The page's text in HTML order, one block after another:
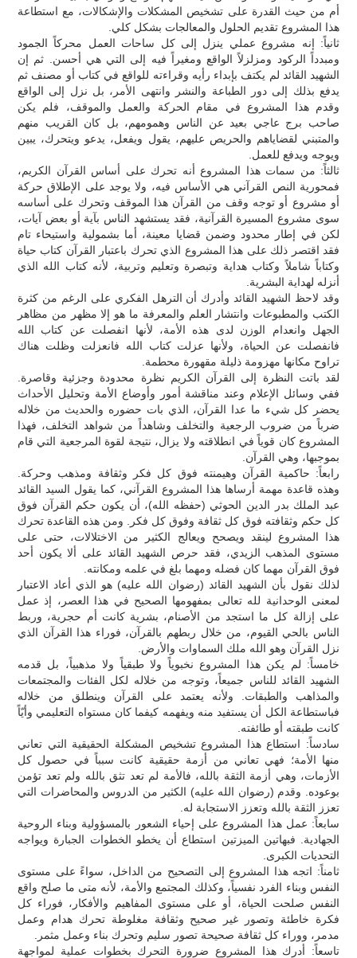
أم من حيث القدرة على تشخيص المشكلات والإشكالات، مع استطاعة
هذا المشروع تقديم الحلول والمعالجات بشكل كلي.
ثانياً: إنه مشروع عملي ينزل إلى كل ساحات العمل محركاً الجمود
ومبدداً الركود ومزلزلاً الواقع ومغيراً فيه إلى التي هي أحسن. ثم إن
الشهيد القائد لم يكتف بإبداء رأيه وقراءته للواقع في كتاب أو مصنف ثم
يدفع بذلك إلى دور الطباعة والنشر وانتهى الأمر، بل نزل إلى الواقع
وقدم هذا المشروع في مقام الحركة والعمل والموقف، فلم يكن
صاحب برج عاجي بعيد عن الناس وهمومهم، بل كان القريب منهم
والمتبني لقضاياهم والحريص عليهم، يقول ويفعل، يدعو ويتحرك، يبين
ويوجه ويدفع للعمل.
ثالثاً: من سمات هذا المشروع أنه تحرك على أساس القرآن الكريم،
فمحورية النص القرآني هي الأساس فيه، ولا يوجد على الإطلاق حركة
أو مشروع أو توجه وقف من القرآن هذا الموقف وتحرك على أساسه
سوى مشروع المسيرة القرآنية، فقد يستشهد الناس بآية أو بعض آيات،
لكن في إطار محدود وضمن قضايا معينة، أما بشمولية واستيحاء تام
فقد اقتصر ذلك على هذا المشروع الذي تحرك باعتبار القرآن كتاب حياة
وكتاباً شاملاً وكتاب هداية وتبصرة وتعليم وتربية، لأنه كتاب الله الذي
أنزله لهداية البشرية.
وقد لاحظ الشهيد القائد وأدرك أن الترهل الفكري على الرغم من كثرة
الكتب والمطبوعات وانتشار العلم والمعرفة ما هو إلا مظهر من مظاهر
الجهل وانعدام الوزن لدى هذه الأمة، لأنها انفصلت عن كتاب الله
فانفصلت عن الحياة، ولأنها عزلت كتاب الله فانعزلت وظلت هناك
تراوح مكانها مهزومة ذليلة مقهورة محطمة.
لقد باتت النظرة إلى القرآن الكريم نظرة محدودة وجزئية وقاصرة.
ففي وسائل الإعلام وعند مناقشة أمور وأوضاع الأمة وتحليل الأحداث
يحضر كل شيء ما عدا القرآن، الذي بات حضوره والحديث من خلاله
ضرباً من ضروب الرجعية والتخلف وشاهداً من شواهد التخلف، فهذا
المشروع كان قوياً في انطلاقته ولا يزال، نتيجة لقوة المرجعية التي قام
بموجبها، وهي القرآن.
رابعاً: حاكمية القرآن وهيمنته فوق كل فكر وثقافة ومذهب وحركة.
وهذه قاعدة مهمة أرساها هذا المشروع القرآني، كما يقول السيد القائد
عبد الملك بدر الدين الحوثي (حفظه الله)، أن يكون حكم القرآن فوق
كل حكم وثقافته فوق كل ثقافة وفوق كل فكر. ومن هذه القاعدة تحرك
هذا المشروع لينقد ويصحح ويعالج الكثير من الاختلالات، حتى على
مستوى المذهب الزيدي، فقد حرص الشهيد القائد على ألا يكون أحد
فوق القرآن مهما كان فضله ومهما بلغ في علمه ومكانته.
لذلك نقول بأن الشهيد القائد (رضوان الله عليه) هو الذي أعاد الاعتبار
لمعنى الوحدانية لله تعالى بمفهومها الصحيح في هذا العصر، إذ عمل
على إزالة كل ما استجد من الأصنام، بشرية كانت أم حجرية، وربط
الناس بالحي القيوم، من خلال ربطهم بالقرآن، فوراء هذا القرآن الذي
نزل القرآن وهو الله ملك السماوات والأرض.
خامساً: لم يكن هذا المشروع نخبوياً ولا طبقياً ولا مذهبياً، بل قدمه
الشهيد القائد للناس جميعاً، وتوجه من خلاله لكل الفئات والمجتمعات
والمذاهب والطبقات. ولأنه يعتمد على القرآن وينطلق من خلاله
فباستطاعة الكل أن يستفيد منه ويفهمه كيفما كان مستواه التعليمي وأيّاً
كانت طبقته أو طائفته.
سادساً: استطاع هذا المشروع تشخيص المشكلة الحقيقية التي تعاني
منها الأمة؛ فهي تعاني من أزمة حقيقية كانت سبباً في حصول كل
الأزمات، وهي أزمة الثقة بالله، فالأمة لم تعد تثق بالله ولم تعد تؤمن
بوعوده. وقدم (رضوان الله عليه) الكثير من الدروس والمحاضرات التي
تعزز الثقة بالله وتعزز الاستجابة له.
سابعاً: عمل هذا المشروع على إحياء الشعور بالمسؤولية وبناء الروحية
الجهادية. فبهاتين الميزتين استطاع أن يخطو الخطوات الجبارة ويواجه
التحديات الكبرى.
ثامناً: اتجه هذا المشروع إلى التصحيح من الداخل، سواءً على مستوى
النفس وبناء الفرد نفسياً، وكذلك المجتمع والأمة، لأنه متى ما صلح واقع
النفس صلحت الحياة، أو على مستوى المفاهيم والأفكار، فوراء كل
فكرة خاطئة وتصور غير صحيح وثقافة مغلوطة تحرك هدام وعمل
مدمر، ووراء كل ثقافة صحيحة تصور سليم وتحرك بناء وعمل مثمر.
تاسعاً: أدرك هذا المشروع ضرورة التحرك بخطوات عملية لمواجهة